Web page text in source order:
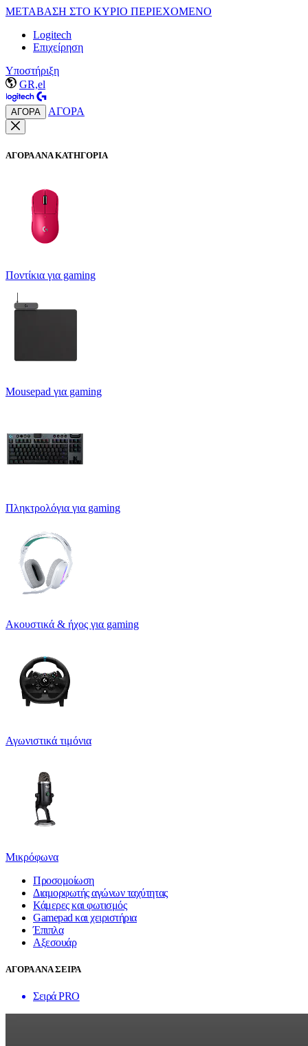
ΜΕΤΑΒΑΣΗ ΣΤΟ ΚΥΡΙΟ ΠΕΡΙΕΧΟΜΕΝΟ
Logitech
Επιχείρηση
Υποστήριξη
GR,el
ΑΓΟΡΑ ΑΓΟΡΑ
ΑΓΟΡΑ ΑΝΑ ΚΑΤΗΓΟΡΙΑ
Ποντίκια για gaming
Mousepad για gaming
Πληκτρολόγια για gaming
Ακουστικά & ήχος για gaming
Αγωνιστικά τιμόνια
Μικρόφωνα
Προσομοίωση
Διαμορφωτής αγώνων ταχύτητας
Κάμερες και φωτισμός
Gamepad και χειριστήρια
Έπιπλα
Αξεσουάρ
ΑΓΟΡΑ ΑΝΑ ΣΕΙΡΑ
Σειρά PRO